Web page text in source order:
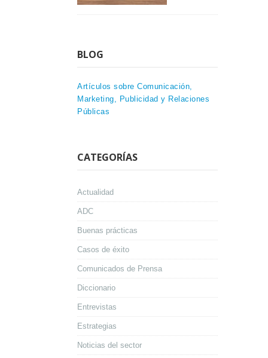
BLOG
Artículos sobre Comunicación,
Marketing, Publicidad y Relaciones
Públicas
CATEGORÍAS
Actualidad
ADC
Buenas prácticas
Casos de éxito
Comunicados de Prensa
Diccionario
Entrevistas
Estrategias
Noticias del sector